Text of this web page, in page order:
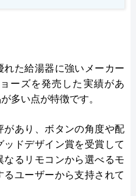
た給湯器に強いメーカー
ーズを発売した実績があ
多い点が特徴です。
があり、ボタンの角度や配
ドデザイン賞を受賞して
るリモコンから選べるモ
ユーザーから支持されて